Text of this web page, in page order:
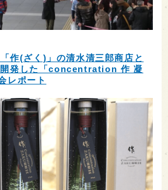
作(ざく)」の清水清三郎商店と
開発した「concentration 作 凝
レポート